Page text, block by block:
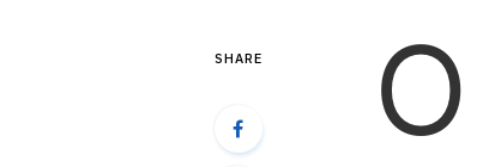
SHARE O